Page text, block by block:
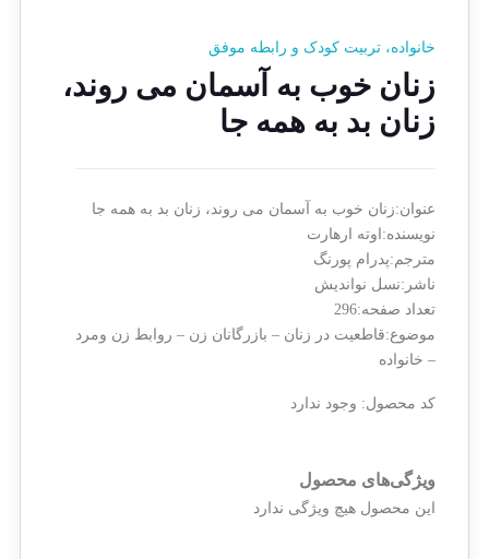
خانواده، تربیت کودک و رابطه موفق
زنان خوب به آسمان می روند،
زنان بد به همه جا
عنوان:زنان خوب به آسمان می روند، زنان بد به همه جا
نویسنده:اوته ارهارت
مترجم:پدرام پورنگ
ناشر:نسل نواندیش
تعداد صفحه:296
موضوع:قاطعیت در زنان – بازرگانان زن – روابط زن ومرد
– خانواده
کد محصول: وجود ندارد
ویژگی‌های محصول
این محصول هیچ ویژگی ندارد